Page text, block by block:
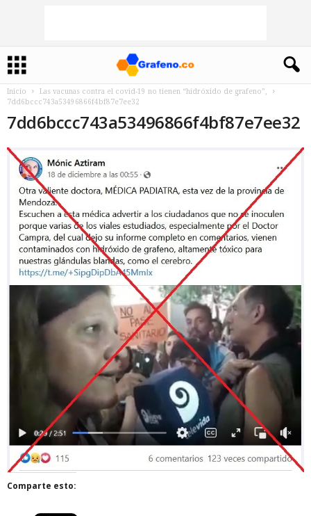
Inicio
Las vacunas contra el covid-19 no tienen “hidróxido de grafeno”,
7dd6bccc743a53496866f4bf87e7ee32
7dd6bccc743a53496866f4bf87e7ee32
Comparte esto: